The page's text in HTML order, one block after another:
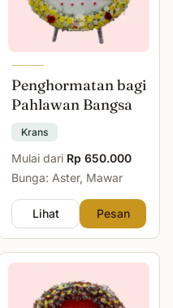
Penghormatan bagi
Pahlawan Bangsa
Krans
Mulai dari Rp 650.000
Bunga: Aster, Mawar
Lihat Pesan